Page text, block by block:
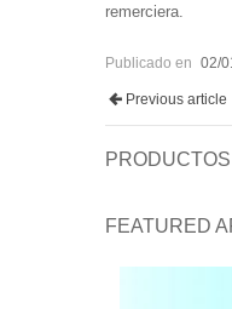
remerciera.
Publicado en 02/
Previous article
FEATURED